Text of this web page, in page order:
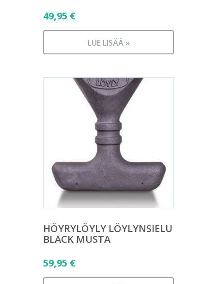
49,95 €
LUE LISÄÄ »
HÖYRYLÖYLY LÖYLYNSIELU
BLACK MUSTA
59,95 €